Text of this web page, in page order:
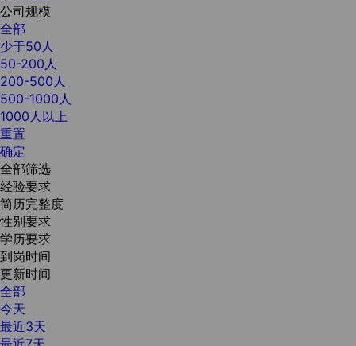
公司规模
全部
少于50人
50-200人
200-500人
500-1000人
1000人以上
重置
确定
全部筛选
经验要求
简历完整度
性别要求
学历要求
到岗时间
更新时间
全部
今天
最近3天